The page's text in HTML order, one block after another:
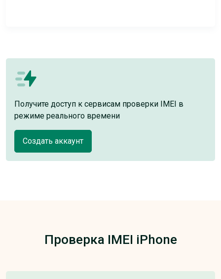
Получите доступ к сервисам проверки IMEI в
режиме реального времени
Создать аккаунт
Проверка IMEI iPhone